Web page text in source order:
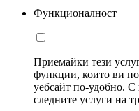
Функционалност
Приемайки тези
функции, които ви
уебсайт по-удобно. С
следните услуги на